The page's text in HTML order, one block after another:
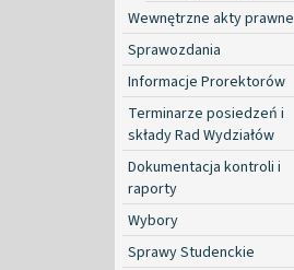
Wewnętrzne akty prawne
Sprawozdania
Informacje Prorektorów
Terminarze posiedzeń i
składy Rad Wydziałów
Dokumentacja kontroli i
raporty
Wybory
Sprawy Studenckie